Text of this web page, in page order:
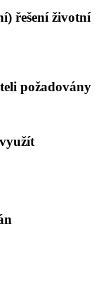
řešení životní
požadovány